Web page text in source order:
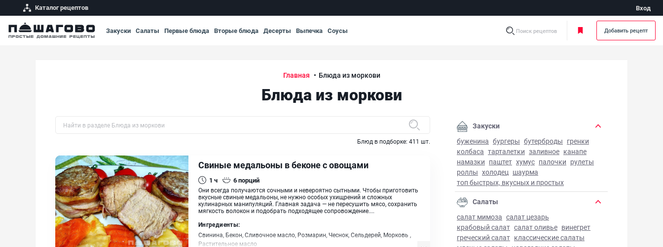
Каталог рецептов Вход
Закуски Салаты Первые блюда Вторые блюда Десерты Выпечка Соусы Поиск рецептов Добавить рецепт
Главная Блюда из моркови
Блюда из моркови
Блюд в подборке: 411 шт.
Свиные медальоны в беконе с овощами
1 ч 6порций
Они всегда получаются сочными и невероятно сытными. Чтобы приготовить
вкусные свиные медальоны, не нужно особых ухищрений и сложных
кулинарных манипуляций. Главная задача — не пересушить мясо, сохранить
мягкость волокон и подобрать подходящее сопровождение....
Ингредиенты:
Свинина, Бекон, Сливочное масло, Розмарин, Чеснок, Сельдерей, Морковь ,
Растительное масло
Закуски
буженина бургеры бутерброды гренки
колбаса тарталетки заливное канапе
намазки паштет хумус палочки рулеты
роллы холодец шаурма
топ быстрых, вкусных и простых
Салаты
салат мимоза салат цезарь
крабовый салат салат оливье винегрет
греческий салат классические салаты